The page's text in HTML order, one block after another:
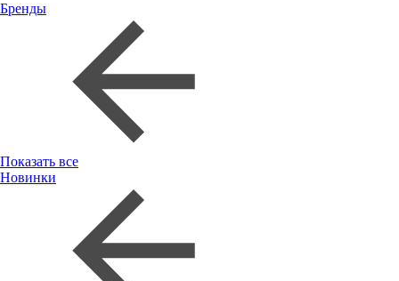
Бренды
Показать все
Новинки